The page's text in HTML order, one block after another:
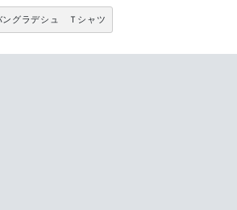
ングラデシュ Ｔシャツ